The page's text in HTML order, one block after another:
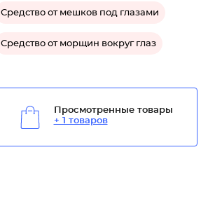
Средство от мешков под глазами
Средство от морщин вокруг глаз
Просмотренные товары
+ 1 товаров